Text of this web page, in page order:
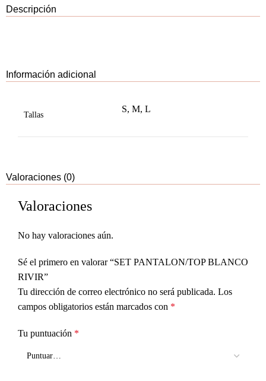
Descripción
Información adicional
Tallas
S, M, L
Valoraciones (0)
Valoraciones
No hay valoraciones aún.
Sé el primero en valorar “SET PANTALON/TOP BLANCO
RIVIR”
Tu dirección de correo electrónico no será publicada. Los
campos obligatorios están marcados con *
Tu puntuación *